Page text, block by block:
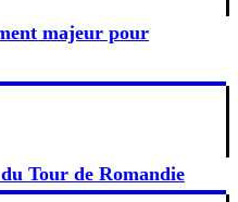
majeur pour
Tour de Romandie